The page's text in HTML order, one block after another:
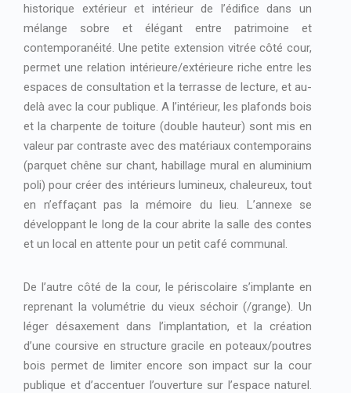
historique extérieur et intérieur de l’édifice dans un
mélange sobre et élégant entre patrimoine et
contemporanéité. Une petite extension vitrée côté cour,
permet une relation intérieure/extérieure riche entre les
espaces de consultation et la terrasse de lecture, et au-
delà avec la cour publique. A l’intérieur, les plafonds bois
et la charpente de toiture (double hauteur) sont mis en
valeur par contraste avec des matériaux contemporains
(parquet chêne sur chant, habillage mural en aluminium
poli) pour créer des intérieurs lumineux, chaleureux, tout
en n’effaçant pas la mémoire du lieu. L’annexe se
développant le long de la cour abrite la salle des contes
et un local en attente pour un petit café communal.
De l’autre côté de la cour, le périscolaire s’implante en
reprenant la volumétrie du vieux séchoir (/grange). Un
léger désaxement dans l’implantation, et la création
d’une coursive en structure gracile en poteaux/poutres
bois permet de limiter encore son impact sur la cour
publique et d’accentuer l’ouverture sur l’espace naturel.